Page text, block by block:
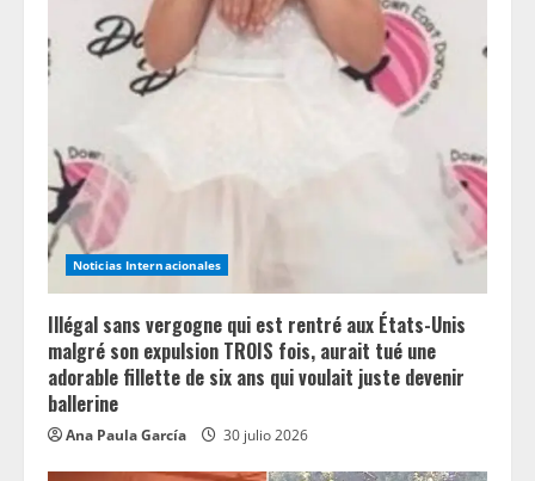
e
d
i
n
g
Noticias Internacionales
Illégal sans vergogne qui est rentré aux États-Unis
malgré son expulsion TROIS fois, aurait tué une
adorable fillette de six ans qui voulait juste devenir
ballerine
Ana Paula García 30 julio 2026